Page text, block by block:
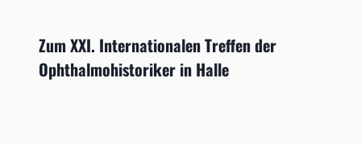
Zum XXI. Internationalen Treffen der
Ophthalmohistoriker in Halle